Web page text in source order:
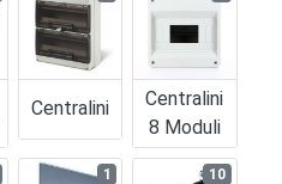
Centralini
Centralini
8 Moduli
1 10